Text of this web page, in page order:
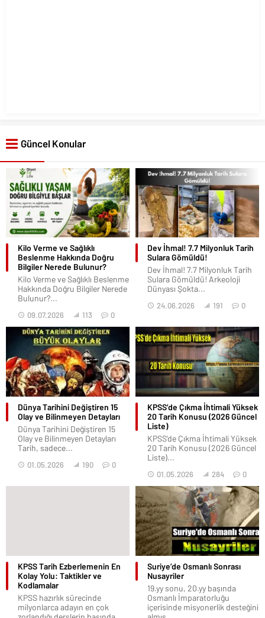
Güncel Konular
Kilo Verme ve Sağlıklı
Beslenme Hakkında Doğru
Bilgiler Nerede Bulunur?
Kilo Verme ve Sağlıklı Beslenme
Hakkında Doğru Bilgiler Nerede
Bulunur?...
09.07.2026 113 0
Dev İhmal! 7.7 Milyonluk Tarih
Sulara Gömüldü!
Dev İhmal! 7.7 Milyonluk Tarih
Sulara Gömüldü! Arkeoloji
Dünyası Şokta...
24.06.2026 191 0
Dünya Tarihini Değiştiren 15
Olay ve Bilinmeyen Detayları
Dünya Tarihini Değiştiren 15
Olay ve Bilinmeyen Detayları
Tarih, sadece...
01.05.2026 190 0
KPSS’de Çıkma İhtimali Yüksek
20 Tarih Konusu (2026 Güncel
Liste)
KPSS’de Çıkma İhtimali Yüksek
20 Tarih Konusu (2026 Güncel
Liste)...
01.05.2026 284 0
KPSS Tarih Ezberlemenin En
Kolay Yolu: Taktikler ve
Kodlamalar
KPSS hazırlık sürecinde
milyonlarca adayın en çok
Suriye’de Osmanlı Sonrası
Nusayriler
19.yy sonu, 20.yy başında
Osmanlı İmparatorluğu
içerisinde misyonerlik desteğini